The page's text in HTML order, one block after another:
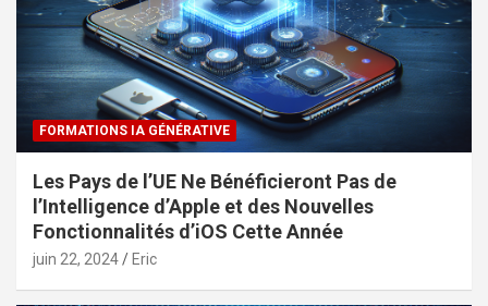
FORMATIONS IA GÉNÉRATIVE
Les Pays de l’UE Ne Bénéficieront Pas de
l’Intelligence d’Apple et des Nouvelles
Fonctionnalités d’iOS Cette Année
juin 22, 2024 Eric